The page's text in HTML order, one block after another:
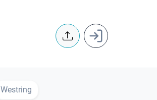
User
Westring